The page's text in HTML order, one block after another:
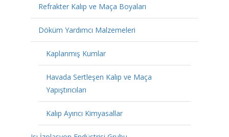
Refrakter Kalıp ve Maça Boyaları
Döküm Yardımcı Malzemeleri
Kaplanmış Kumlar
Havada Sertleşen Kalıp ve Maça
Yapıştırıcıları
Kalıp Ayırıcı Kimyasallar